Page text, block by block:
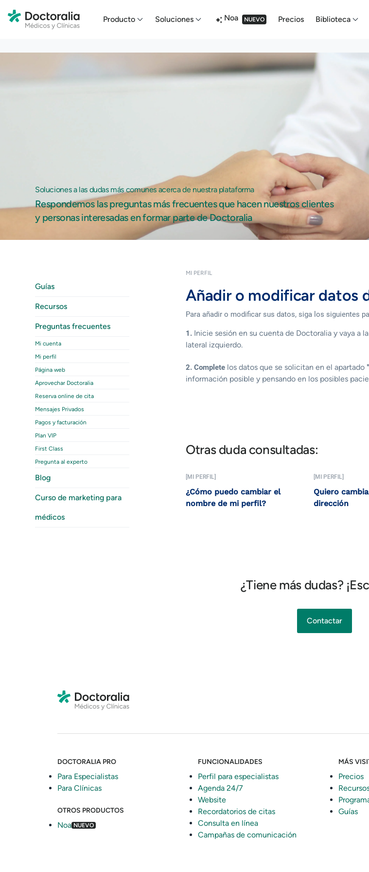
Producto Soluciones Noa NUEVO Precios Biblioteca
Guías
Recursos
Preguntas frecuentes
Mi cuenta
Mi perfil
Página web
Aprovechar Doctoralia
Reserva online de cita
Mensajes Privados
Pagos y facturación
Plan VIP
First Class
Pregunta al experto
Blog
Curso de marketing para
médicos
Soluciones a las dudas más comunes acerca de nuestra plataforma
Respondemos las preguntas más frecuentes que hacen nuestros clientes
y personas interesadas en formar parte de Doctoralia
MI PERFIL
Añadir o modificar datos
Para añadir o modificar sus datos, siga los siguientes
1. Inicie sesión en su cuenta de Doctoralia y vaya a
lateral izquierdo.
2. Complete los datos que se solicitan en el apartado
información posible y pensando en los posibles
Otras duda consultadas:
[MI PERFIL]
¿Cómo puedo cambiar el
nombre de mi perfil?
[MI PERFIL]
Quiero
dirección
¿Tiene más dudas?
Contactar
DOCTORALIA PRO
Para Especialistas
Para Clínicas
OTROS PRODUCTOS
Noa NUEVO
FUNCIONALIDADES
Perfil para especialistas
Agenda 24/7
Website
Recordatorios de citas
Consulta en línea
Campañas de comunicación
MÁS
Precios
Guías